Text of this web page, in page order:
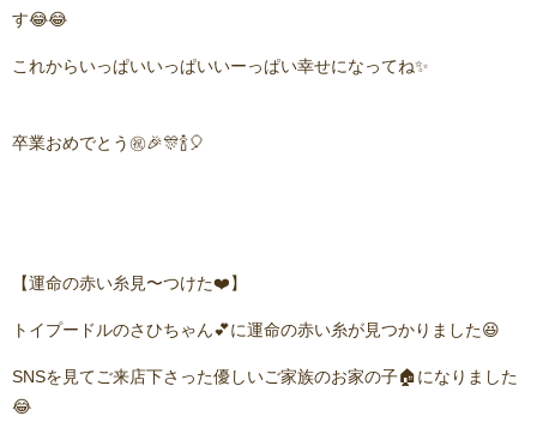
す😂😂
これからいっぱいいっぱいいーっぱい幸せになってね✨
卒業おめでとう㊗️🎉🎊🍾🎈
【運命の赤い糸見〜つけた❤️】
トイプードルのさひちゃん💕に運命の赤い糸が見つかりました😆
SNSを見てご来店下さった優しいご家族のお家の子🏠になりました
😂